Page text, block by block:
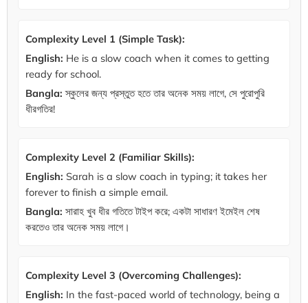
Complexity Level 1 (Simple Task):
English: He is a slow coach when it comes to getting
ready for school.
Bangla: স্কুলের জন্য প্রস্তুত হতে তার অনেক সময় লাগে, সে পুরোপুরি
ধীরগতির!
Complexity Level 2 (Familiar Skills):
English: Sarah is a slow coach in typing; it takes her
forever to finish a simple email.
Bangla: সারাহ খুব ধীর গতিতে টাইপ করে; একটা সাধারণ ইমেইল শেষ
করতেও তার অনেক সময় লাগে।
Complexity Level 3 (Overcoming Challenges):
English: In the fast-paced world of technology, being a